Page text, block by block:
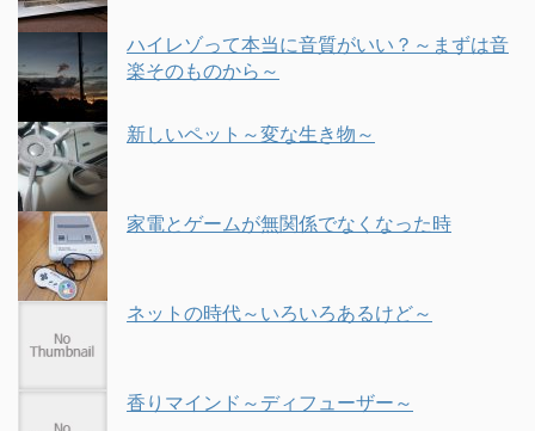
ハイレゾって本当に音質がいい？～まずは音
楽そのものから～
新しいペット～変な生き物～
家電とゲームが無関係でなくなった時
ネットの時代～いろいろあるけど～
香りマインド～ディフューザー～